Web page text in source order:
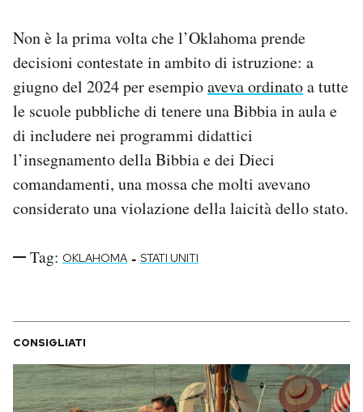
Non è la prima volta che l’Oklahoma prende
decisioni contestate in ambito di istruzione: a
giugno del 2024 per esempioaveva ordinatoa tutte
le scuole pubbliche di tenere una Bibbia in aula e
di includere nei programmi didattici
l’insegnamento della Bibbia e dei Dieci
comandamenti, una mossa che molti avevano
considerato una violazione della laicità dello stato.
Tag: OKLAHOMA - STATI UNITI
CONSIGLIATI